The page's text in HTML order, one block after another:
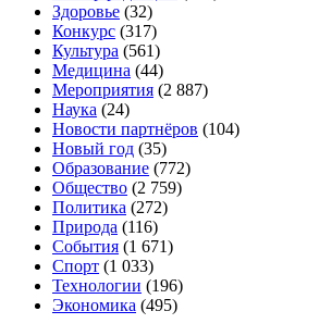
Здоровье (32)
Конкурс (317)
Культура (561)
Медицина (44)
Мероприятия (2 887)
Наука (24)
Новости партнёров (104)
Новый год (35)
Образование (772)
Общество (2 759)
Политика (272)
Природа (116)
События (1 671)
Спорт (1 033)
Технологии (196)
Экономика (495)